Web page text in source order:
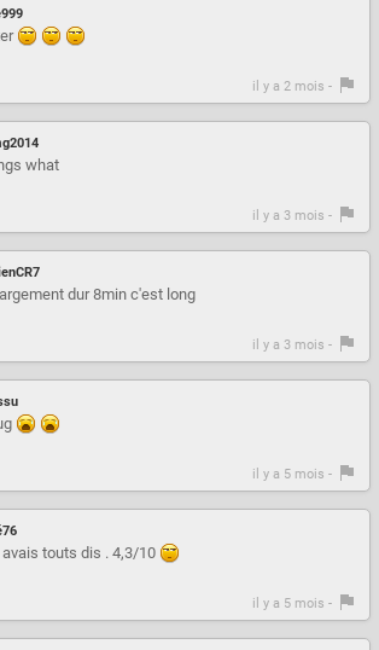
il y a 2 mois -
what
il y a 3 mois -
dur 8min c'est long
il y a 3 mois -
il y a 5 mois -
touts dis . 4,3/10
il y a 5 mois -